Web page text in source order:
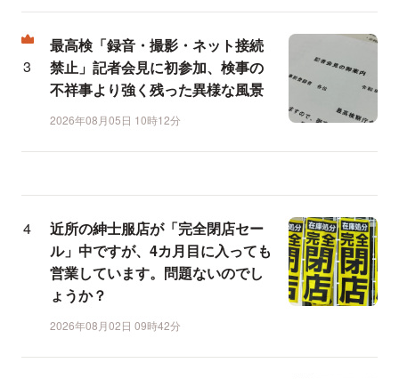
最高検「録音・撮影・ネット接続
禁止」記者会見に初参加、検事の
不祥事より強く残った異様な風景
2026年08月05日 10時12分
近所の紳士服店が「完全閉店セー
ル」中ですが、4カ月目に入っても
営業しています。問題ないのでし
ょうか？
2026年08月02日 09時42分